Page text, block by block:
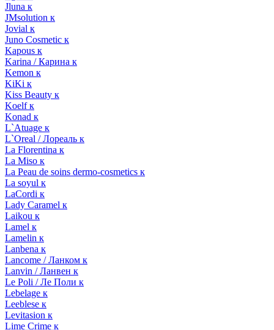
Jluna к
JMsolution к
Jovial к
Juno Cosmetic к
Kapous к
Karina / Карина к
Kemon к
KiKi к
Kiss Beauty к
Koelf к
Konad к
L`Atuage к
L`Oreal / Лореаль к
La Florentina к
La Miso к
La Peau de soins dermo-cosmetics к
La soyul к
LaCordi к
Lady Caramel к
Laikou к
Lamel к
Lamelin к
Lanbena к
Lancome / Ланком к
Lanvin / Ланвен к
Le Poli / Ле Поли к
Lebelage к
Leeblese к
Levitasion к
Lime Crime к